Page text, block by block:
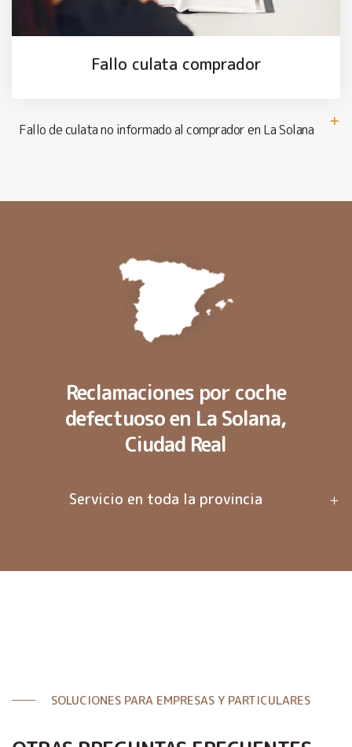
Fallo culata comprador
Fallo de culata no informado al comprador en La Solana
Reclamaciones por coche
defectuoso en La Solana,
Ciudad Real
Servicio en toda la provincia
SOLUCIONES PARA EMPRESAS Y PARTICULARES